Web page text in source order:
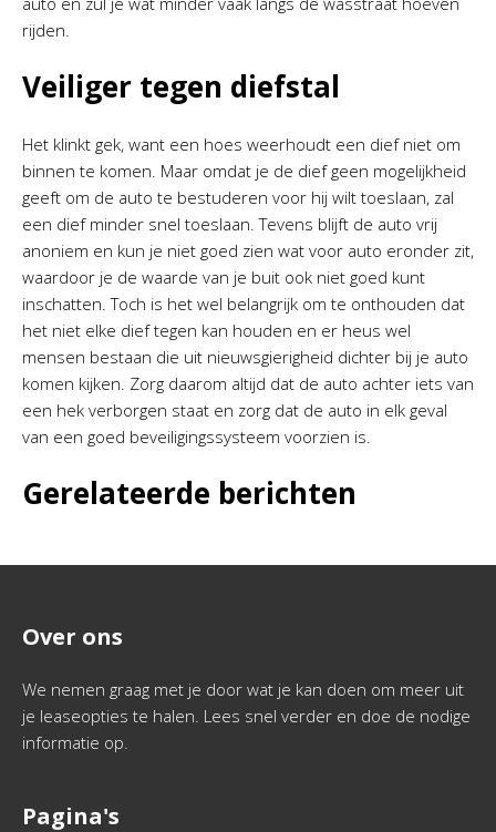
rijden.
Veiliger tegen diefstal
Het klinkt gek, want een hoes weerhoudt een dief niet om
binnen te komen. Maar omdat je de dief geen mogelijkheid
geeft om de auto te bestuderen voor hij wilt toeslaan, zal
een dief minder snel toeslaan. Tevens blijft de auto vrij
anoniem en kun je niet goed zien wat voor auto eronder zit,
waardoor je de waarde van je buit ook niet goed kunt
inschatten. Toch is het wel belangrijk om te onthouden dat
het niet elke dief tegen kan houden en er heus wel
mensen bestaan die uit nieuwsgierigheid dichter bij je auto
komen kijken. Zorg daarom altijd dat de auto achter iets van
een hek verborgen staat en zorg dat de auto in elk geval
van een goed beveiligingssysteem voorzien is.
Gerelateerde berichten
Over ons
We nemen graag met je door wat je kan doen om meer uit
je leaseopties te halen. Lees snel verder en doe de nodige
informatie op.
Pagina's